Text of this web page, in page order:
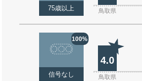
75歳以上 鳥取県
100%
信号なし
4.0
鳥取県